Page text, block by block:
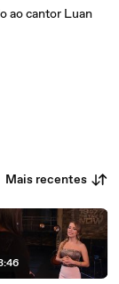
ao cantor Luan
Mais recentes